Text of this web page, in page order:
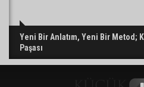
Yeni Bir Anlatım, Yeni Bir Metod;
Paşası